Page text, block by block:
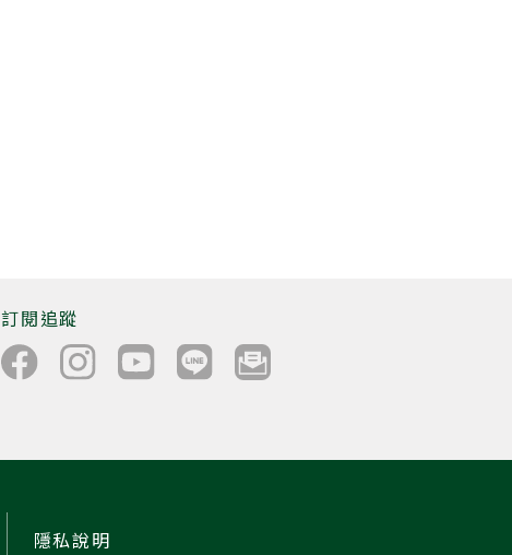
訂閱追蹤
隱私說明